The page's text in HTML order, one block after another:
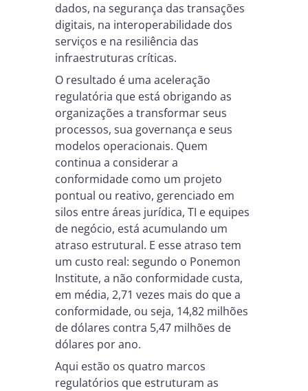
dados, na segurança das transações
digitais, na interoperabilidade dos
serviços e na resiliência das
infraestruturas críticas.
O resultado é uma aceleração
regulatória que está obrigando as
organizações a transformar seus
processos, sua governança e seus
modelos operacionais. Quem
continua a considerar a
conformidade como um projeto
pontual ou reativo, gerenciado em
silos entre áreas jurídica, TI e equipes
de negócio, está acumulando um
atraso estrutural. E esse atraso tem
um custo real: segundo o Ponemon
Institute, a não conformidade custa,
em média, 2,71 vezes mais do que a
conformidade, ou seja, 14,82 milhões
de dólares contra 5,47 milhões de
dólares por ano.
Aqui estão os quatro marcos
regulatórios que estruturam as